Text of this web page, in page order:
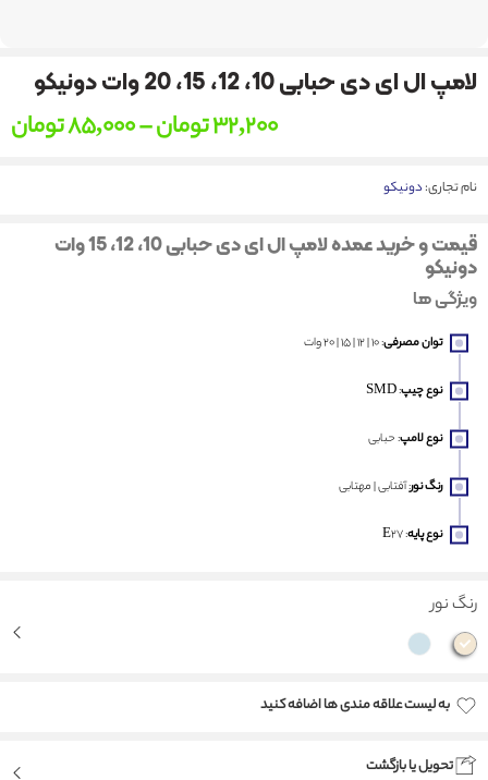
لامپ ال ای دی حبابی 10، 12، 15، 20 وات دونیکو
32,200تومان–
85,000تومان
نام تجاری:دونیکو
قیمت و خرید عمده لامپ ال ای دی حبابی 10، 12، 15 وات
دونیکو
ویژگی ها
توان مصرفی: 10 | 12 | 15 | 20 وات
نوع چیپ: SMD
نوع لامپ: حبابی
رنگ نور: آفتابی | مهتابی
نوع پایه: E27
رنگ نور
به لیست علاقه مندی ها اضافه کنید
تحویل یا بازگشت